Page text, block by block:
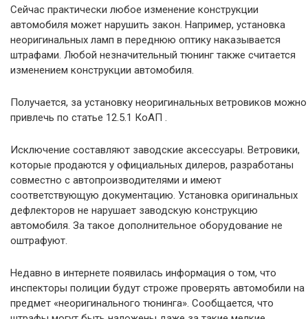
Сейчас практически любое изменение конструкции
автомобиля может нарушить закон. Например, установка
неоригинальных ламп в переднюю оптику наказывается
штрафами. Любой незначительный тюнинг также считается
изменением конструкции автомобиля.
Получается, за установку неоригинальных ветровиков можно
привлечь по статье 12.5.1 КоАП .
Исключение составляют заводские аксессуары. Ветровики,
которые продаются у официальных дилеров, разработаны
совместно с автопроизводителями и имеют
соответствующую документацию. Установка оригинальных
дефлекторов не нарушает заводскую конструкцию
автомобиля. За такое дополнительное оборудование не
оштрафуют.
Недавно в интернете появилась информация о том, что
инспекторы полиции будут строже проверять автомобили на
предмет «неоригинального тюнинга». Сообщается, что